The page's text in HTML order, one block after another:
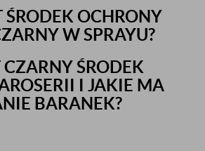
ŚRODEK OCHRONY
W SPRAYU?
CZARNY ŚRODEK
I JAKIE MA
BARANEK?